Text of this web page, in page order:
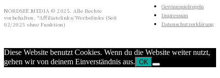
NORDSEE.MEDIA © 2025. Alle Rechte
vorbehalten. *Affiliatelinks/Werbelinks (Seit
02/2025 ohne Funktion)
Gewinnspielregeln
Impressum
Datenschutzerklärung
Diese Website benutzt Cookies. Wenn du die Website weiter nutzt,
gehen wir von deinem Einverständnis aus. OK